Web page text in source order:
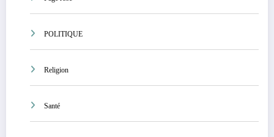
POLITIQUE
Religion
Santé